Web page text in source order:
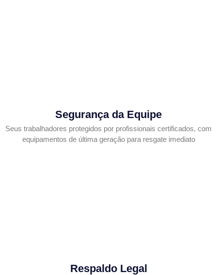
Segurança da Equipe
Seus trabalhadores protegidos por profissionais certificados, com
equipamentos de última geração para resgate imediato
Respaldo Legal